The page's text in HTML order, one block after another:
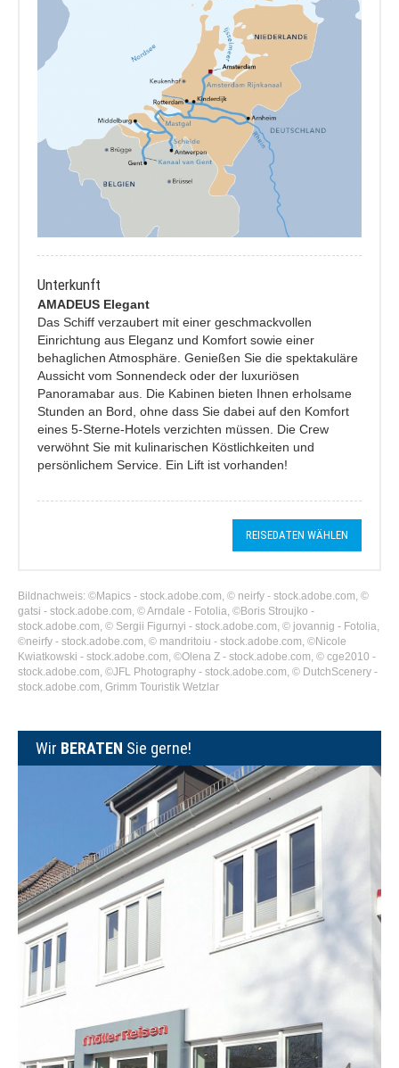
Unterkunft
AMADEUS Elegant
Das Schiff verzaubert mit einer geschmackvollen
Einrichtung aus Eleganz und Komfort sowie einer
behaglichen Atmosphäre. Genießen Sie die spektakuläre
Aussicht vom Sonnendeck oder der luxuriösen
Panoramabar aus. Die Kabinen bieten Ihnen erholsame
Stunden an Bord, ohne dass Sie dabei auf den Komfort
eines 5-Sterne-Hotels verzichten müssen. Die Crew
verwöhnt Sie mit kulinarischen Köstlichkeiten und
persönlichem Service. Ein Lift ist vorhanden!
REISEDATEN WÄHLEN
Bildnachweis: ©Mapics - stock.adobe.com, © neirfy - stock.adobe.com, ©
gatsi - stock.adobe.com, © Arndale - Fotolia, ©Boris Stroujko -
stock.adobe.com, © Sergii Figurnyi - stock.adobe.com, © jovannig - Fotolia,
©neirfy - stock.adobe.com, © mandritoiu - stock.adobe.com, ©Nicole
Kwiatkowski - stock.adobe.com, ©Olena Z - stock.adobe.com, © cge2010 -
stock.adobe.com, ©JFL Photography - stock.adobe.com, © DutchScenery -
stock.adobe.com, Grimm Touristik Wetzlar
Wir BERATEN Sie gerne!